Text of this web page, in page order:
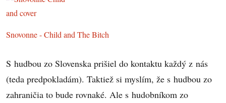
Snovonne - Child and The Bitch
S hudbou zo Slovenska prišiel do kontaktu každý z nás
(teda predpokladám). Taktiež si myslím, že s hudbou zo
zahraničia to bude rovnaké. Ale s hudobníkom zo